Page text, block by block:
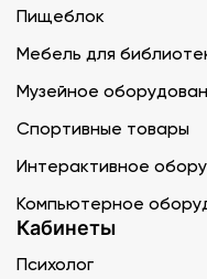
Пищеблок
Мебель для
Музейное
Спортивные товары
Интерактивное
Компьютерное
Кабинеты
Психолог